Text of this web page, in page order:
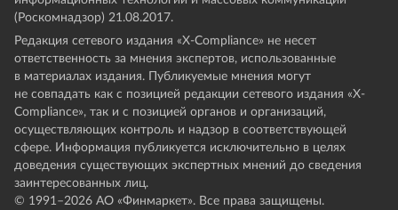
(Роскомнадзор) 21.08.2017.
Редакция сетевого издания «X-Compliance» не несет
ответственность за мнения экспертов, использованные
в материалах издания. Публикуемые мнения могут
не совпадать как с позицией редакции сетевого издания «X-
Compliance», так и с позицией органов и организаций,
осуществляющих контроль и надзор в соответствующей
сфере. Информация публикуется исключительно в целях
доведения существующих экспертных мнений до сведения
заинтересованных лиц.
© 1991–2026 АО «Финмаркет». Все права защищены.